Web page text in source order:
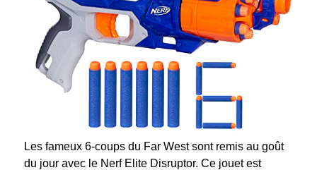
Les fameux 6-coups du Far West sont remis au goût
du jour avec le Nerf Elite Disruptor. Ce jouet est